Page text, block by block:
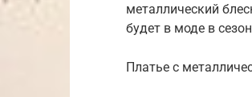
металлический
будет в моде в
Платье с